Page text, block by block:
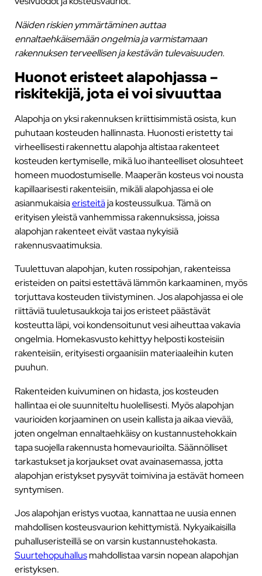
Näiden riskien ymmärtäminen auttaa
ennaltaehkäisemään ongelmia ja varmistamaan
rakennuksen terveellisen ja kestävän tulevaisuuden.
Huonot eristeet alapohjassa –
riskitekijä, jota ei voi sivuuttaa
Alapohja on yksi rakennuksen kriittisimmistä osista, kun
puhutaan kosteuden hallinnasta. Huonosti eristetty tai
virheellisesti rakennettu alapohja altistaa rakenteet
kosteuden kertymiselle, mikä luo ihanteelliset olosuhteet
homeen muodostumiselle. Maaperän kosteus voi nousta
kapillaarisesti rakenteisiin, mikäli alapohjassa ei ole
asianmukaisiaeristeitäja kosteussulkua. Tämä on
erityisen yleistä vanhemmissa rakennuksissa, joissa
alapohjan rakenteet eivät vastaa nykyisiä
rakennusvaatimuksia.
Tuulettuvan alapohjan, kuten rossipohjan, rakenteissa
eristeiden on paitsi estettävä lämmön karkaaminen, myös
torjuttava kosteuden tiivistyminen. Jos alapohjassa ei ole
riittäviä tuuletusaukkoja tai jos eristeet päästävät
kosteutta läpi, voi kondensoitunut vesi aiheuttaa vakavia
ongelmia. Homekasvusto kehittyy helposti kosteisiin
rakenteisiin, erityisesti orgaanisiin materiaaleihin kuten
puuhun.
Rakenteiden kuivuminen on hidasta, jos kosteuden
hallintaa ei ole suunniteltu huolellisesti. Myös alapohjan
vaurioiden korjaaminen on usein kallista ja aikaa vievää,
joten ongelman ennaltaehkäisy on kustannustehokkain
tapa suojella rakennusta homevaurioilta. Säännölliset
tarkastukset ja korjaukset ovat avainasemassa, jotta
alapohjan eristykset pysyvät toimivina ja estävät homeen
syntymisen.
Jos alapohjan eristys vuotaa, kannattaa ne uusia ennen
mahdollisen kosteusvaurion kehittymistä. Nykyaikaisilla
puhalluseristeillä se on varsin kustannustehokasta.
Suurtehopuhallusmahdollistaa varsin nopean alapohjan
eristyksen.